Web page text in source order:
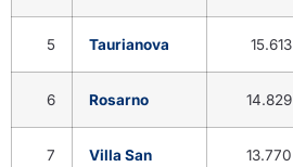
5 Taurianova 15.613
6 Rosarno 14.829
7
Villa San
13.770